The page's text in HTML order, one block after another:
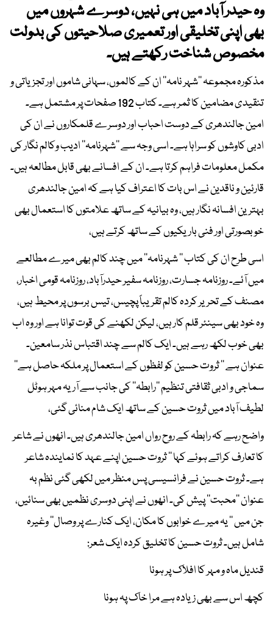
وہ حیدر آباد میں ہی نہیں، دوسرے شہروں میں
بھی اپنی تخلیقی اور تعمیری صلاحیتوں کی بدولت
مخصوص شناخت رکھتے ہیں۔
مذکورہ مجموعہ ’’شہر نامہ‘‘ ان کے کالموں، سہانی شاموں اور تجزیاتی و
تنقیدی مضامین کا ثمر ہے۔ کتاب 192 صفحات پر مشتمل ہے۔
امین جالندھری کے دوست احباب اور دوسرے قلمکاروں نے ان کی
ادبی کاوشوں کو سراہا ہے۔ اسی وجہ سے ’’شہرنامہ‘‘ ادیب وکالم نگار کی
مکمل معلومات فراہم کرتا ہے۔ ان کے افسانے بھی قابل مطالعہ ہیں۔
قارئین و ناقدین نے اس بات کا اعتراف کیا ہے کہ امین جالندھری
بہترین افسانہ نگار ہیں، وہ بیانیہ کے ساتھ علامتوں کا استعمال بھی
خوبصورتی اور فنی باریکیوں کے ساتھ کرتے ہیں،
اسی طرح ان کی کتاب ’’ شہرنامہ‘‘ میں چند کالم بھی میرے مطالعے
میں آئے۔ روزنامہ جسارت، روزنامہ سفیر حیدرآباد، روزنامہ قومی اخبار،
مصنف کے تحریر کردہ کالم تقریباً پچیس، تیس برسوں پر محیط ہیں،
وہ خود بھی سینئر قلم کار ہیں، لیکن لکھنے کی قوت توانا ہے اور وہ اب
بھی خوب لکھ رہے ہیں۔ ایک کالم سے چند اقتباس نذر سامعین۔
عنوان ہے ’’ ثروت حسین کو لفظوں کے استعمال پر ملکہ حاصل ہے‘‘
سماجی و ادبی ثقافتی تنظیم ’’رابطہ‘‘ کی جانب سے آریہ مہر ہوٹل
لطیف آباد میں ثروت حسین کے ساتھ ایک شام منائی گئی،
واضح رہے کہ رابطہ کے روح رواں امین جالندھری ہیں۔ انھوں نے شاعر
کا تعارف کراتے ہوئے کہا ’’ ثروت حسین اپنے عہد کا نمایندہ شاعر
ہے۔ ثروت حسین نے فرانسیسی پس منظر میں لکھی گئی نظم بہ
عنوان ’’محبت‘‘ پیش کی۔ انھوں نے اپنی دوسری نظمیں بھی سنائیں،
جن میں ’’ یہ میرے خوابوں کا مکان، ایک کنارے پر وصال‘‘ وغیرہ
شامل ہیں۔ ثروت حسین کا تخلیق کردہ ایک شعر:
قندیل ماہ و مہر کا افلاک پر ہونا
کچھ اس سے بھی زیادہ ہے مرا خاک پہ ہونا